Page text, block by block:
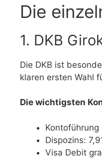
Die
1. DKB
Die DKB ist
klaren ersten Wahl
Die wichtigsten
Dispozins:
Visa Debit